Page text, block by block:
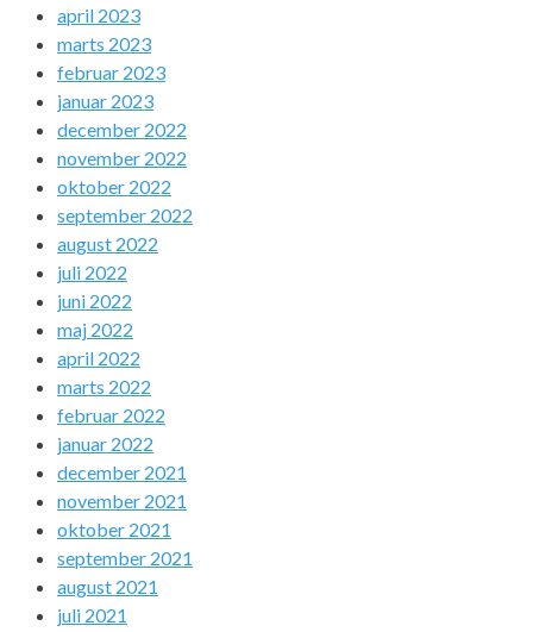
april 2023
marts 2023
februar 2023
januar 2023
december 2022
november 2022
oktober 2022
september 2022
august 2022
juli 2022
juni 2022
maj 2022
april 2022
marts 2022
februar 2022
januar 2022
december 2021
november 2021
oktober 2021
september 2021
august 2021
juli 2021